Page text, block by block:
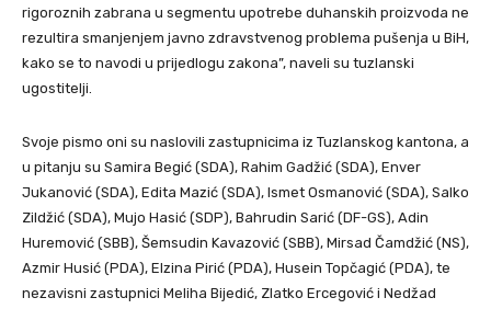
rigoroznih zabrana u segmentu upotrebe duhanskih proizvoda ne
rezultira smanjenjem javno zdravstvenog problema pušenja u BiH,
kako se to navodi u prijedlogu zakona”, naveli su tuzlanski
ugostitelji.
Svoje pismo oni su naslovili zastupnicima iz Tuzlanskog kantona, a
u pitanju su Samira Begić (SDA), Rahim Gadžić (SDA), Enver
Jukanović (SDA), Edita Mazić (SDA), Ismet Osmanović (SDA), Salko
Zildžić (SDA), Mujo Hasić (SDP), Bahrudin Sarić (DF-GS), Adin
Huremović (SBB), Šemsudin Kavazović (SBB), Mirsad Čamdžić (NS),
Azmir Husić (PDA), Elzina Pirić (PDA), Husein Topčagić (PDA), te
nezavisni zastupnici Meliha Bijedić, Zlatko Ercegović i Nedžad